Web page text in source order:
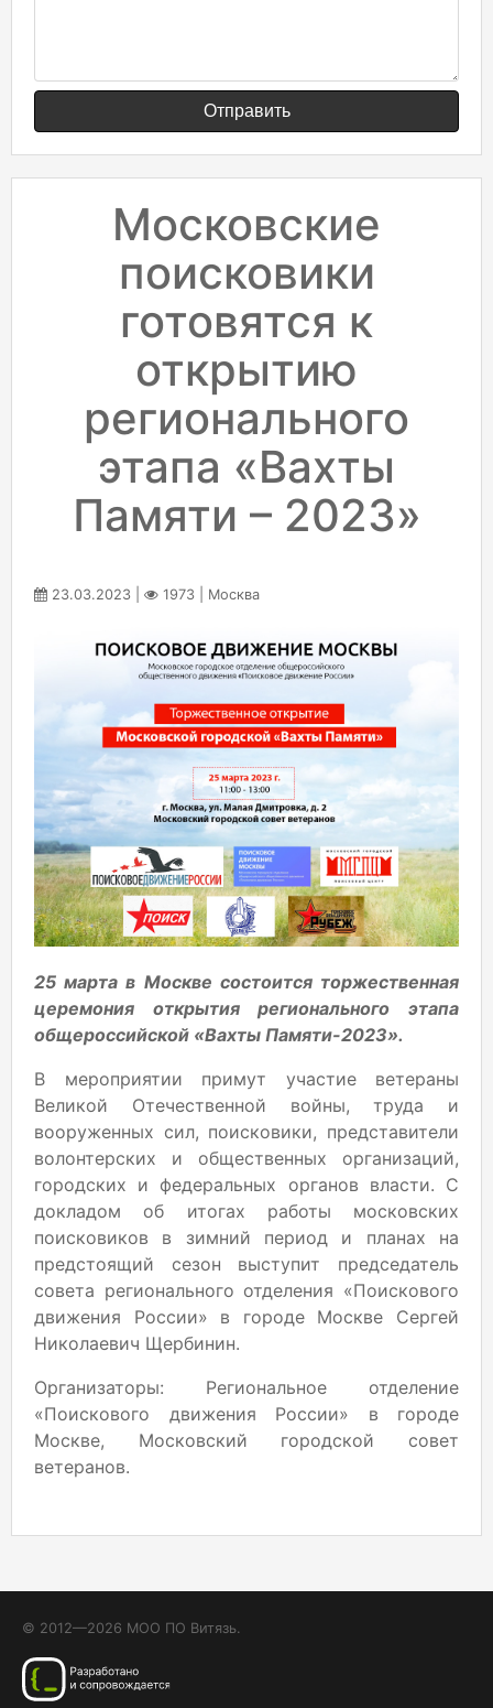
Отправить
Московские
поисковики
готовятся к
открытию
регионального
этапа «Вахты
Памяти – 2023»
23.03.2023 | 1973 | Москва
25 марта в Москве состоится торжественная
церемония открытия регионального этапа
общероссийской «Вахты Памяти-2023».
В мероприятии примут участие ветераны
Великой Отечественной войны, труда и
вооруженных сил, поисковики, представители
волонтерских и общественных организаций,
городских и федеральных органов власти. С
докладом об итогах работы московских
поисковиков в зимний период и планах на
предстоящий сезон выступит председатель
совета регионального отделения «Поискового
движения России» в городе Москве Сергей
Николаевич Щербинин.
Организаторы: Региональное отделение
«Поискового движения России» в городе
Москве, Московский городской совет
ветеранов.
© 2012—2026 МОО ПО Витязь.